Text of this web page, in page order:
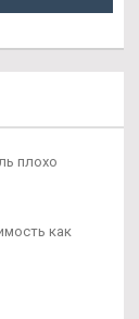
плохо
как